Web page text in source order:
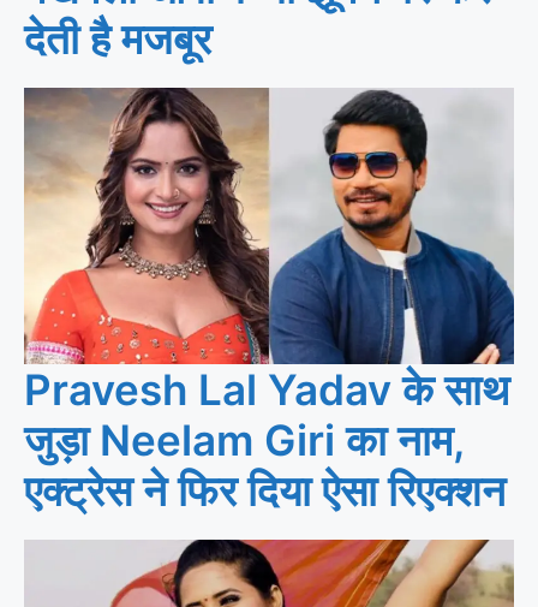
देती है मजबूर
Pravesh Lal Yadav के साथ
जुड़ा Neelam Giri का नाम,
एक्ट्रेस ने फिर दिया ऐसा रिएक्शन